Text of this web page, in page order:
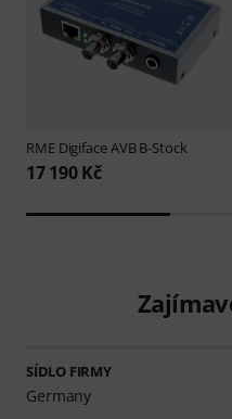
RME Digiface AVB B-Stock
17 190 Kč
SÍDLO FIRMY
Germany